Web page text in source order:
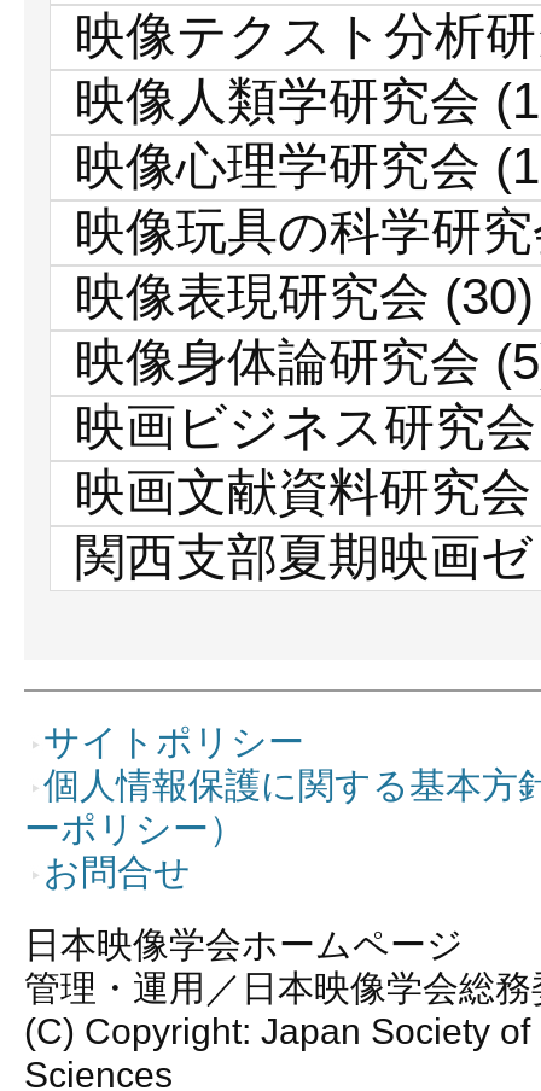
映像テクスト分析
映像人類学研究会
映像心理学研究会
映像玩具の科学研
映像表現研究会 (30)
映像身体論研究会
映画ビジネス研究会
映画文献資料研究会
関西支部夏期映画
サイトポリシー
個人情報保護に関する基本方
ーポリシー）
お問合せ
日本映像学会ホームページ
管理・運用／日本映像学会総
(C) Copyright: Japan Society of
Sciences